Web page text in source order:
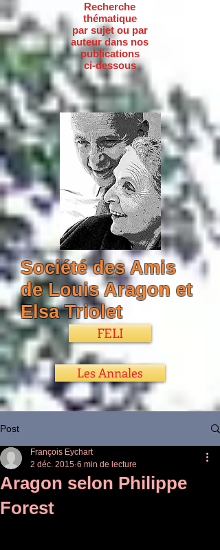
Recherche
thématique
par sujet ou par
auteur dans nos
publications
ci-dessous
Société des Amis
de Louis Aragon et
Elsa Triolet
FELI
Les Annales
Post
Aragon selon Philippe
Forest
François Eychart
2 déc. 2015 6 min de lecture